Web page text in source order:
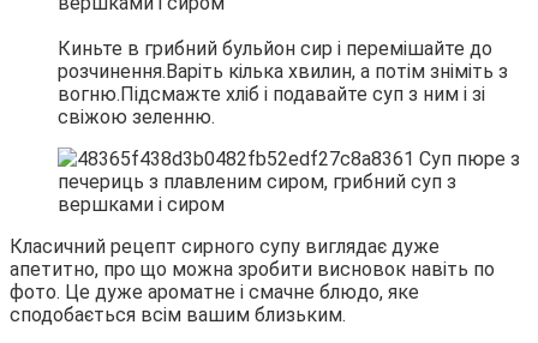
Киньте в грибний бульйон сир і перемішайте до
розчинення.Варіть кілька хвилин, а потім зніміть з
вогню.Підсмажте хліб і подавайте суп з ним і зі
свіжою зеленню.
Класичний рецепт сирного супу виглядає дуже
апетитно, про що можна зробити висновок навіть по
фото. Це дуже ароматне і смачне блюдо, яке
сподобається всім вашим близьким.